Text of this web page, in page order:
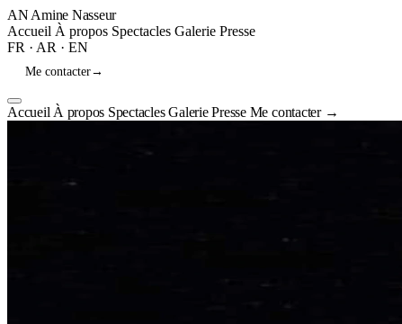
AN Amine Nasseur
Accueil À propos Spectacles Galerie Presse
FR · AR · EN
Me contacter→
Accueil À propos SpectaclesGaleriePresse Me contacter →